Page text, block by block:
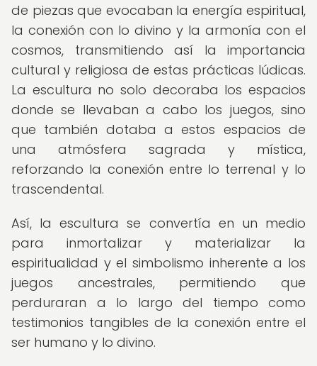
de piezas que evocaban la energía espiritual,
la conexión con lo divino y la armonía con el
cosmos, transmitiendo así la importancia
cultural y religiosa de estas prácticas lúdicas.
La escultura no solo decoraba los espacios
donde se llevaban a cabo los juegos, sino
que también dotaba a estos espacios de
una atmósfera sagrada y mística,
reforzando la conexión entre lo terrenal y lo
trascendental.
Así, la escultura se convertía en un medio
para inmortalizar y materializar la
espiritualidad y el simbolismo inherente a los
juegos ancestrales, permitiendo que
perduraran a lo largo del tiempo como
testimonios tangibles de la conexión entre el
ser humano y lo divino.